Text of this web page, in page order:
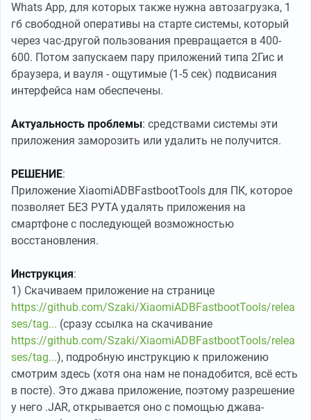
Whats App, для которых также нужна автозагрузка, 1
гб свободной оперативы на старте системы, который
через час-другой пользования превращается в 400-
600. Потом запускаем пару приложений типа 2Гис и
браузера, и вауля - ощутимые (1-5 сек) подвисания
интерфейса нам обеспечены.
Актуальность проблемы: средствами системы эти
приложения заморозить или удалить не получится.
РЕШЕНИЕ:
Приложение XiaomiADBFastbootTools для ПК, которое
позволяет БЕЗ РУТА удалять приложения на
смартфоне с последующей возможностью
восстановления.
Инструкция:
1) Скачиваем приложение на странице
https://github.com/Szaki/XiaomiADBFastbootTools/relea
ses/tag... (сразу ссылка на скачивание
https://github.com/Szaki/XiaomiADBFastbootTools/relea
ses/tag...), подробную инструкцию к приложению
смотрим здесь (хотя она нам не понадобится, всё есть
в посте). Это джава приложение, поэтому разрешение
у него .JAR, открывается оно с помощью джава-